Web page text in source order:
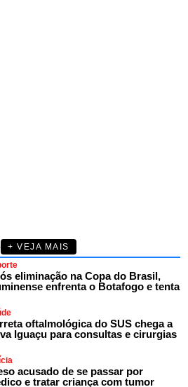
+ VEJA MAIS
eliminação na Copa do Brasil,
enfrenta o Botafogo e tenta
oftalmológica do SUS chega a
Iguaçu para consultas e cirurgias
acusado de se passar por
e tratar criança com tumor